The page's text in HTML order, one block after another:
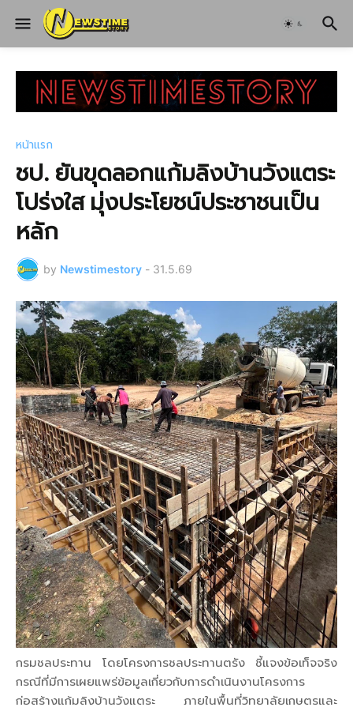
หน้าแรก
ชป. ยันขุดลอกแก้มลิงบ้านวังแตระ
โปร่งใส มุ่งประโยชน์ประชาชนเป็น
หลัก
by Newstimestory - 31.5.69
กรมชลประทาน โดยโครงการชลประทานตรัง ชี้แจงข้อเท็จจริง
กรณีที่มีการเผยแพร่ข้อมูลเกี่ยวกับการดำเนินงานโครงการ
ก่อสร้างแก้มลิงบ้านวังแตระ ภายในพื้นที่วิทยาลัยเกษตรและ